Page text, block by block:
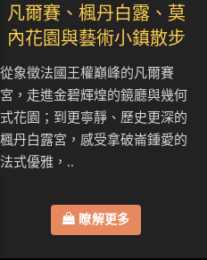
凡爾賽、楓丹白露、莫
內花園與藝術小鎮散步
從象徵法國王權巔峰的凡爾賽
宮，走進金碧輝煌的鏡廳與幾何
式花園；到更寧靜、歷史更深的
楓丹白露宮，感受拿破崙鍾愛的
法式優雅，..
瞭解更多